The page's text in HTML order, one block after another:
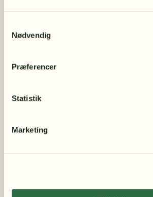
Nødvendig
Præferencer
Statistik
Marketing
Kaffe fra Etiopien
Dadelkonfekt
BOLIGTILBEHØR
Emaljekrus